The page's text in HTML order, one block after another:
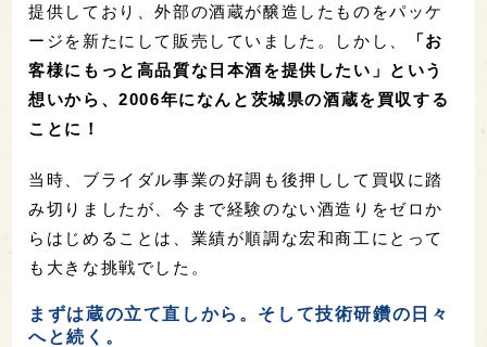
提供しており、外部の酒蔵が醸造したものをパッケ
ージを新たにして販売していました。しかし、
「お
客様にもっと高品質な日本酒を提供したい」という
想いから、2006年になんと茨城県の酒蔵を買収する
ことに！
当時、ブライダル事業の好調も後押しして買収に踏
み切りましたが、今まで経験のない酒造りをゼロか
らはじめることは、業績が順調な宏和商工にとって
も大きな挑戦でした。
まずは蔵の立て直しから。そして技術研鑽の日々
へと続く。